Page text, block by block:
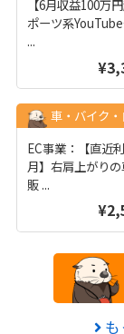
【6月収益100万
ポーツ系
...
車・バイク
EC事業：【直近
月】右肩上がり
販 ...